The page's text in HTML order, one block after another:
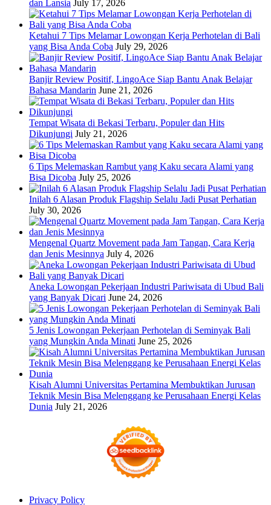
dan Lansia July 17, 2026
Ketahui 7 Tips Melamar Lowongan Kerja Perhotelan di Bali
yang Bisa Anda Coba July 29, 2026
Banjir Review Positif, LingoAce Siap Bantu Anak Belajar
Bahasa Mandarin June 21, 2026
Tempat Wisata di Bekasi Terbaru, Populer dan Hits
Dikunjungi July 21, 2026
6 Tips Melemaskan Rambut yang Kaku secara Alami yang
Bisa Dicoba July 25, 2026
Inilah 6 Alasan Produk Flagship Selalu Jadi Pusat Perhatian
July 30, 2026
Mengenal Quartz Movement pada Jam Tangan, Cara Kerja
dan Jenis Mesinnya July 4, 2026
Aneka Lowongan Pekerjaan Industri Pariwisata di Ubud Bali
yang Banyak Dicari June 24, 2026
5 Jenis Lowongan Pekerjaan Perhotelan di Seminyak Bali
yang Mungkin Anda Minati June 25, 2026
Kisah Alumni Universitas Pertamina Membuktikan Jurusan
Teknik Mesin Bisa Melenggang ke Perusahaan Energi Kelas
Dunia July 21, 2026
Privacy Policy